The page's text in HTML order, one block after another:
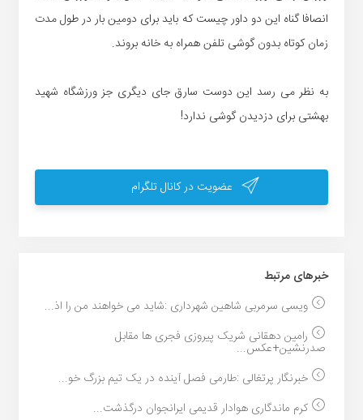
انصافا گناه این دو داور چیست که باید برای دومین بار در طول مدت
زمان کوتاه بدون گوشی تلفن همراه به خانه بروند.
به نظر می رسد این دوست سارق جای دیگری جز ورزشگاه شهید
بهشتی برای دزدیدن گوشی ندارد!
عضویت در کانال تلگرام
خبر‌های مرتبط
ویسی سرمربی شاهین شهرداری :شاید می خواهند من را اذ...
رامین دهقانی شریک پیروزی فجری ها مقابل
صدرنشین+عکس...
خبرنگار پرتغالی :طارمی فصل آینده در یک تیم بزرگ خو...
کرم ماندگاری هوادار قدیمی ایرانجوان درگذشت...